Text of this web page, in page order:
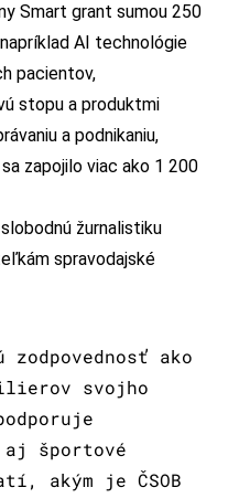
Smart grant sumou 250
AI technológie
pacientov,
stopu a produktmi
a podnikaniu,
zapojilo viac ako 1 200
žurnalistiku
spravodajské
zodpovednosť ako
svojho
športové
akým je ČSOB